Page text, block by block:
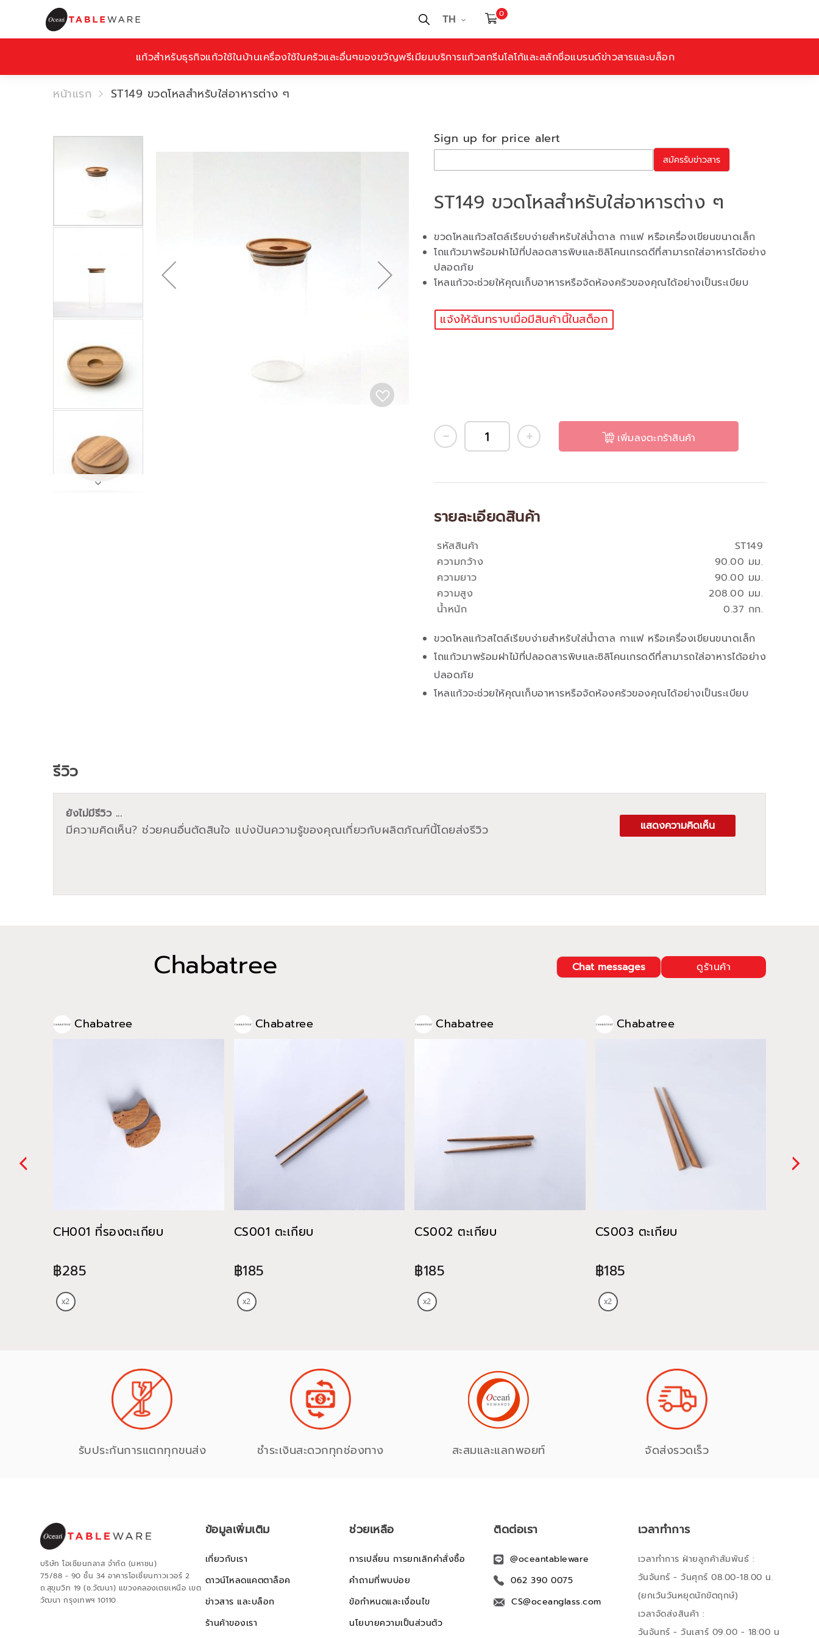
TH 0
แก้วสำหรับธุรกิจแก้วใช้ในบ้านเครื่องใช้ในครัวและอื่นๆของขวัญพรีเมียมบริการแก้วสกรีนโลโก้และสลักชื่อแบรนด์ข่าวสารและบล็อก
หน้าแรก ST149 ขวดโหลสำหรับใส่อาหารต่าง ๆ
ST149 ขวดโหลสำหรับใส่อาหารต่าง ๆ
ขวดโหลแก้วสไตล์เรียบง่ายสำหรับใส่น้ำตาล กาแฟ หรือเครื่องเขียนขนาดเล็ก
โถแก้วมาพร้อมฝาไม้ที่ปลอดสารพิษและซิลิโคนเกรดดีที่สามารถใส่อาหารได้อย่าง
ปลอดภัย
โหลแก้วจะช่วยให้คุณเก็บอาหารหรือจัดห้องครัวของคุณได้อย่างเป็นระเบียบ
Sign up for price alert
สมัครรับข่าวสาร
แจ้งให้ฉันทราบเมื่อมีสินค้านี้ในสต็อก
เพิ่มลงตะกร้าสินค้า
ขวดโหลแก้วสไตล์เรียบง่ายสำหรับใส่น้ำตาล กาแฟ หรือเครื่องเขียนขนาดเล็ก
โถแก้วมาพร้อมฝาไม้ที่ปลอดสารพิษและซิลิโคนเกรดดีที่สามารถใส่อาหารได้อย่าง
ปลอดภัย
โหลแก้วจะช่วยให้คุณเก็บอาหารหรือจัดห้องครัวของคุณได้อย่างเป็นระเบียบ
รายละเอียดสินค้า
คุณสมบัติ
ความสูง 208.00 มม.
รหัสสินค้า ST149
น้ำหนัก 0.37 กก.
ความกว้าง
90.00 มม.
ความยาว
90.00 มม.
Chabatree ดูร้านค้า
Chat messages
Chabatree
CH001 ที่รองตะเกียบ
฿285
Chabatree
CS001 ตะเกียบ
฿185
Chabatree
CS002 ตะเกียบ
฿185
Chabatree
CS003 ตะเกียบ
฿185
รีวิว
ยังไม่มีรีวิว ...
มีความคิดเห็น? ช่วยคนอื่นตัดสินใจ แบ่งปันความรู้ของคุณเกี่ยวกับผลิตภัณฑ์นี้โดยส่งรีวิว แสดงความคิดเห็น
รับประกันการแตกทุกขนส่ง ชำระเงินสะดวกทุกช่องทาง สะสมและแลกพอยท์ จัดส่งรวดเร็ว
บริษัท โอเชียนกลาส จำกัด (มหาชน)
75/88 - 90 ชั้น 34 อาคารโอเชี่ยนทาวเวอร์ 2
ถ.สุขุมวิท 19 (ซ.วัฒนา) แขวงคลองเตยเหนือ เขต
วัฒนา กรุงเทพฯ 10110
ข้อมูลเพิ่มเติม
เกี่ยวกับเรา
ดาวน์โหลดแคตตาล็อค
ข่าวสาร และบล็อก
ร้านค้าของเรา
ช่วยเหลือ
การเปลี่ยน การยกเลิกคำสั่งซื้อ
คำถามที่พบบ่อย
ข้อกำหนดและเงื่อนไข
นโยบายความเป็นส่วนตัว
ติดต่อเรา
@oceantableware
062 390 0075
CS@oceanglass.com
เวลาทำการ
เวลาทำการ ฝ่ายลูกค้าสัมพันธ์ :
วันจันทร์ - วันศุกร์ 08.00-18.00 น.
(ยกเว้นวันหยุดนักขัตฤกษ์)
เวลาจัดส่งสินค้า :
วันจันทร์ - วันเสาร์ 09.00 - 18:00 น